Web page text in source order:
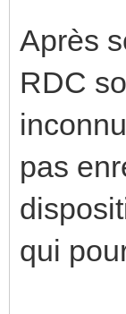
Après
RDC
pas
qui